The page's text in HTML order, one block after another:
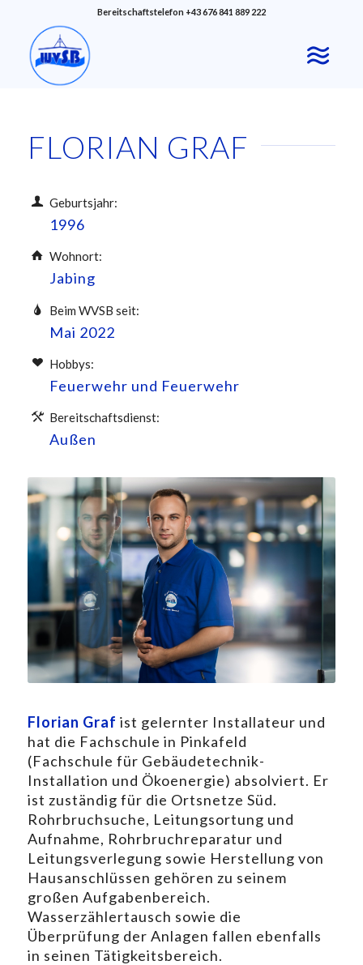
Bereitschaftstelefon +43 676 841 889 222
FLORIAN GRAF
Geburtsjahr:
1996
Wohnort:
Jabing
Beim WVSB seit:
Mai 2022
Hobbys:
Feuerwehr und Feuerwehr
Bereitschaftsdienst:
Außen
Florian Graf ist gelernter Installateur und
hat die Fachschule in Pinkafeld
(Fachschule für Gebäudetechnik-
Installation und Ökoenergie) absolviert. Er
ist zuständig für die Ortsnetze Süd.
Rohrbruchsuche, Leitungsortung und
Aufnahme, Rohrbruchreparatur und
Leitungsverlegung sowie Herstellung von
Hausanschlüssen gehören zu seinem
großen Aufgabenbereich.
Wasserzählertausch sowie die
Überprüfung der Anlagen fallen ebenfalls
in seinen Tätigkeitsbereich.